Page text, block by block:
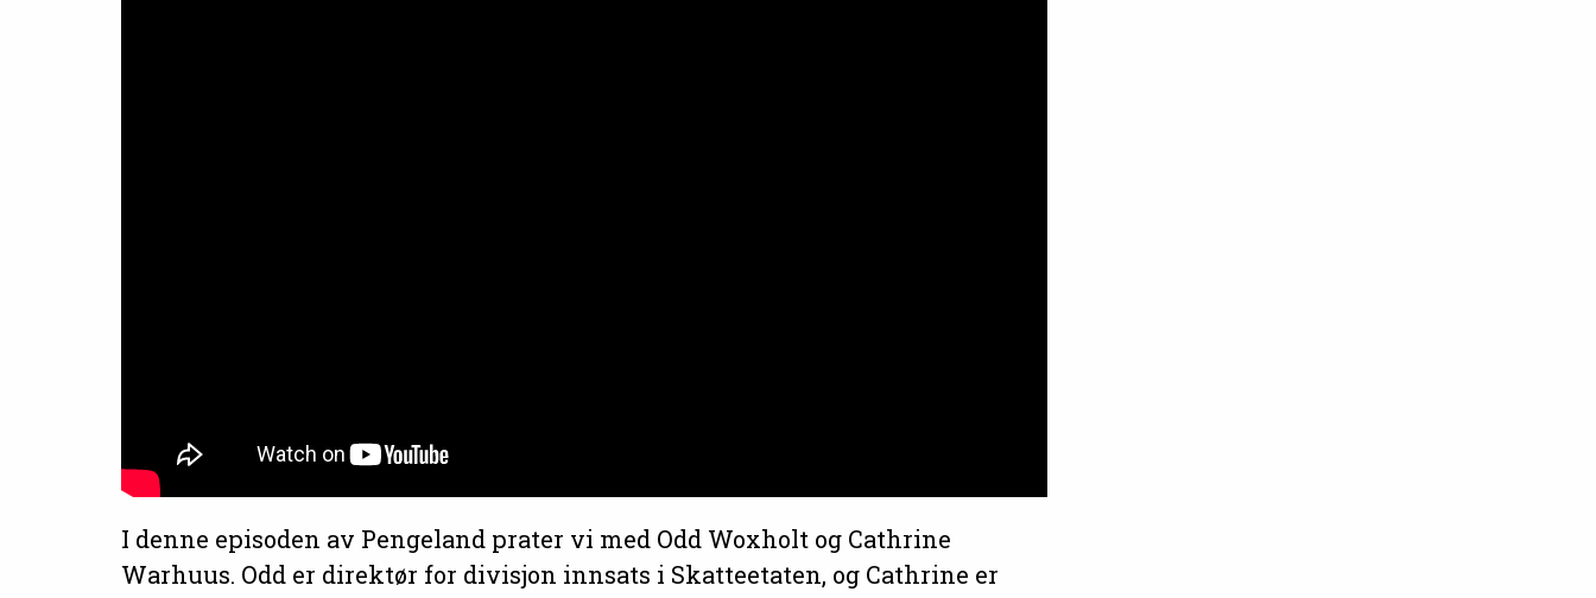
I denne episoden av Pengeland prater vi med Odd Woxholt og Cathrine
Warhuus. Odd er direktør for divisjon innsats i Skatteetaten, og Cathrine er